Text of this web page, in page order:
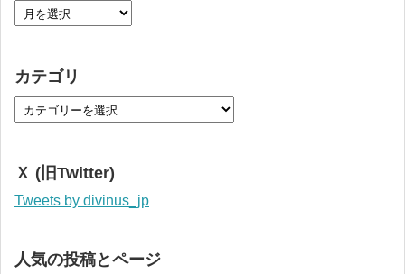
カテゴリ
Ｘ (旧Twitter)
Tweets by divinus_jp
人気の投稿とページ